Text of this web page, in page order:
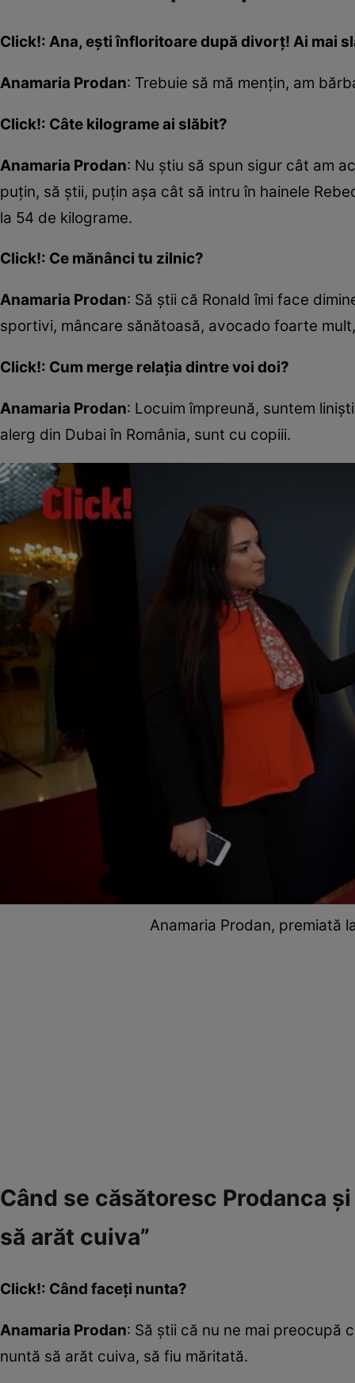
Click!: Ana, ești înfloritoare după divorț! Ai mai
Anamaria Prodan: Trebuie să mă mențin, am
Click!: Câte kilograme ai slăbit?
Anamaria Prodan: Nu știu să spun sigur cât am
puțin, să știi, puțin așa cât să intru în hainele
la 54 de kilograme.
Click!: Ce mănânci tu zilnic?
Anamaria Prodan: Să știi că Ronald îmi face
sportivi, mâncare sănătoasă, avocado foarte
Click!: Cum merge relația dintre voi doi?
Anamaria Prodan: Locuim împreună, suntem
alerg din Dubai în România, sunt cu copiii.
Anamaria Prodan, premiată
Când se căsătoresc Prodanca
să arăt cuiva”
Click!: Când faceți nunta?
Anamaria Prodan: Să știi că nu ne mai preocupă
nuntă să arăt cuiva, să fiu măritată.